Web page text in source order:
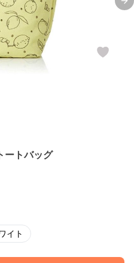
ートバッグ
イト